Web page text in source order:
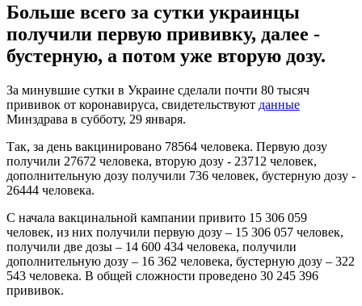
Больше всего за сутки украинцы
получили первую прививку, далее -
бустерную, а потом уже вторую дозу.
За минувшие сутки в Украине сделали почти 80 тысяч
прививок от коронавируса, свидетельствуют данные
Минздрава в субботу, 29 января.
Так, за день вакцинировано 78564 человека. Первую дозу
получили 27672 человека, вторую дозу - 23712 человек,
дополнительную дозу получили 736 человек, бустерную дозу -
26444 человека.
С начала вакцинальной кампании привито 15 306 059
человек, из них получили первую дозу – 15 306 057 человек,
получили две дозы – 14 600 434 человека, получили
дополнительную дозу – 16 362 человека, бустерную дозу – 322
543 человека. В общей сложности проведено 30 245 396
прививок.